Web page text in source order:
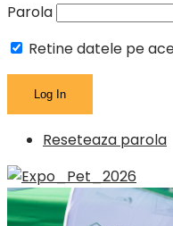
Parola
Retine datele pe
Reseteaza parola